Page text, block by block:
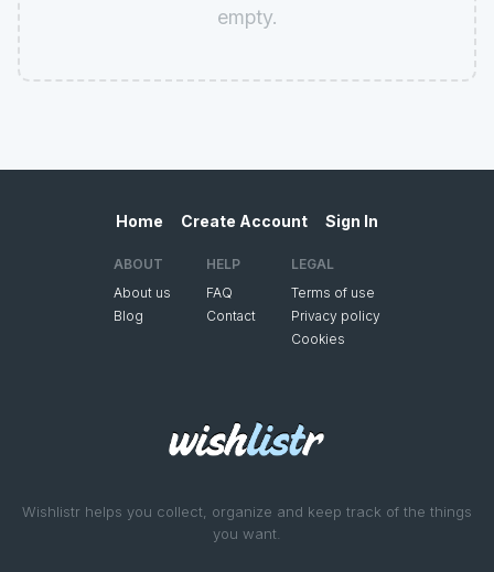
empty.
Wishlistr helps you collect, organize and keep track of the things
you want.
Home Create Account Sign In
ABOUT
About us
Blog
HELP
FAQ
Contact
LEGAL
Terms of use
Privacy policy
Cookies